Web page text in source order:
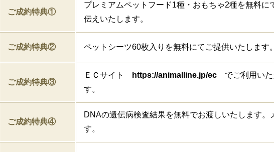
ご成約特典①
プレミアムペットフード1種・おもちゃ2種を無料
伝えいたします。
ご成約特典② ペットシーツ60枚入りを無料にてご提供いたします。
ご成約特典③
ＥＣサイト https://animalline.jp/ec でご利用いた
す。
ご成約特典④
DNAの遺伝病検査結果を無料でお渡しいたします
す。